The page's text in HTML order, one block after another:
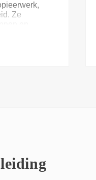
Ze
en